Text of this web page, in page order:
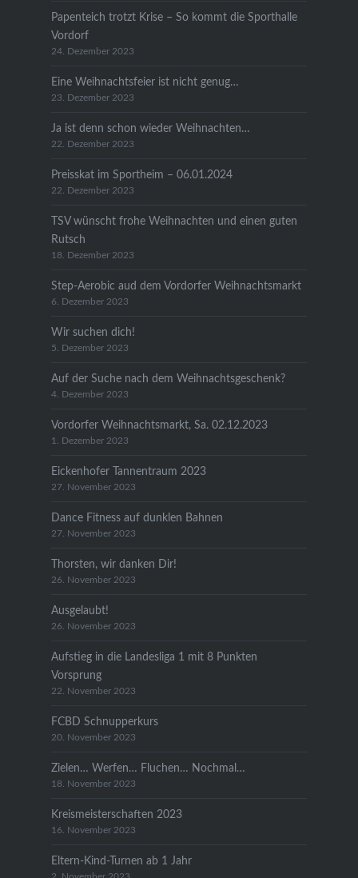
Papenteich trotzt Krise – So kommt die Sporthalle
Vordorf
24. Dezember 2023
Eine Weihnachtsfeier ist nicht genug…
23. Dezember 2023
Ja ist denn schon wieder Weihnachten…
22. Dezember 2023
Preisskat im Sportheim – 06.01.2024
22. Dezember 2023
TSV wünscht frohe Weihnachten und einen guten
Rutsch
18. Dezember 2023
Step-Aerobic aud dem Vordorfer Weihnachtsmarkt
6. Dezember 2023
Wir suchen dich!
5. Dezember 2023
Auf der Suche nach dem Weihnachtsgeschenk?
4. Dezember 2023
Vordorfer Weihnachtsmarkt, Sa. 02.12.2023
1. Dezember 2023
Eickenhofer Tannentraum 2023
27. November 2023
Dance Fitness auf dunklen Bahnen
27. November 2023
Thorsten, wir danken Dir!
26. November 2023
Ausgelaubt!
26. November 2023
Aufstieg in die Landesliga 1 mit 8 Punkten
Vorsprung
22. November 2023
FCBD Schnupperkurs
20. November 2023
Zielen… Werfen… Fluchen… Nochmal…
18. November 2023
Kreismeisterschaften 2023
16. November 2023
Eltern-Kind-Turnen ab 1 Jahr